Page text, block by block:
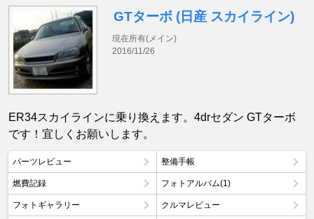
GTターボ (日産 スカイライン)
現在所有(メイン)
2016/11/26
ER34スカイラインに乗り換えます。4drセダン GTターボ
です！宜しくお願いします。
パーツレビュー 整備手帳
燃費記録 フォトアルバム(1)
フォトギャラリー クルマレビュー